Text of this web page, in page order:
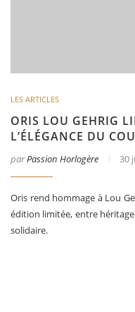
LES ARTICLES
ORIS LOU GEHRIG
L’ÉLÉGANCE DU
parPassion Horlogère 30
Oris rend hommage à Lou
édition limitée, entre
solidaire.